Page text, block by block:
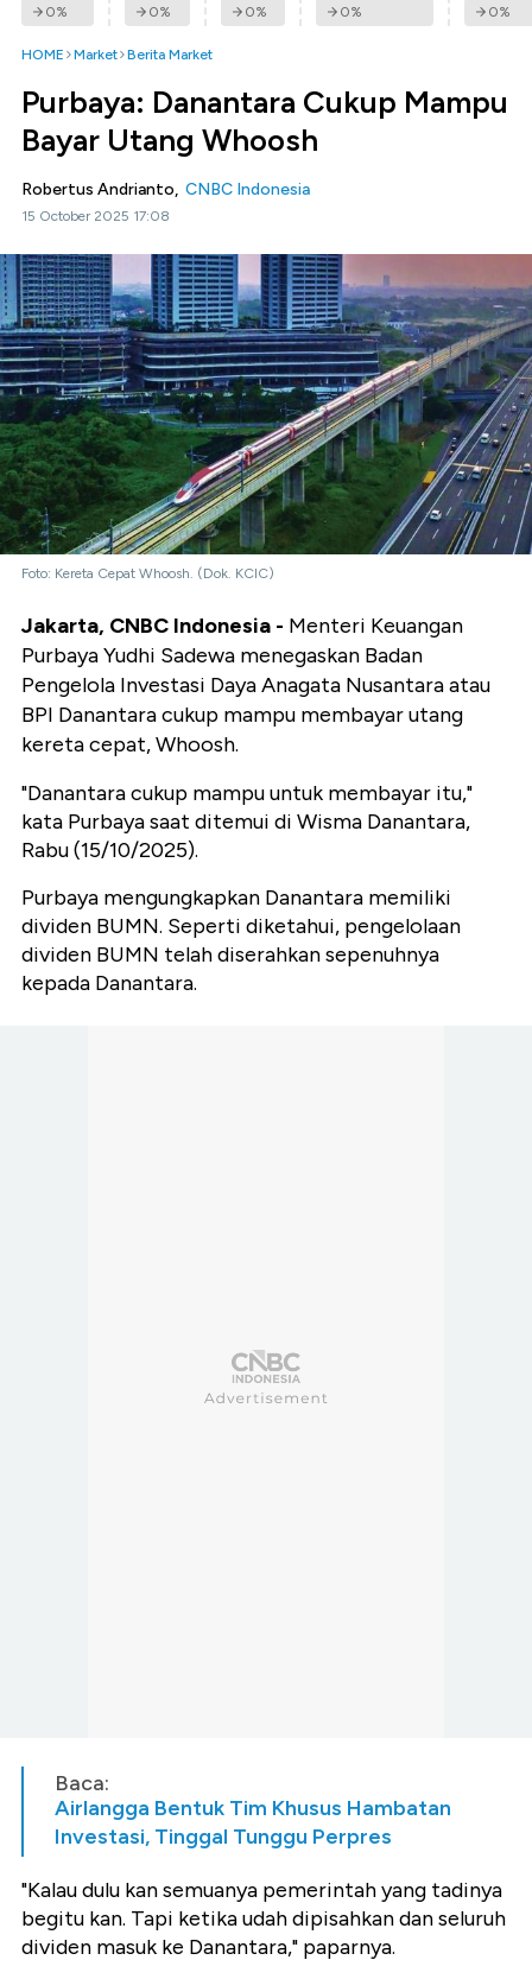
0% 0% 0% 0% 0%
HOME Market Berita Market
Purbaya: Danantara Cukup Mampu
Bayar Utang Whoosh
Robertus Andrianto, CNBC Indonesia
15 October 2025 17:08
Foto: Kereta Cepat Whoosh. (Dok. KCIC)
Jakarta, CNBC Indonesia - Menteri Keuangan
Purbaya Yudhi Sadewa menegaskan Badan
Pengelola Investasi Daya Anagata Nusantara atau
BPI Danantara cukup mampu membayar utang
kereta cepat, Whoosh.
"Danantara cukup mampu untuk membayar itu,"
kata Purbaya saat ditemui di Wisma Danantara,
Rabu (15/10/2025).
Purbaya mengungkapkan Danantara memiliki
dividen BUMN. Seperti diketahui, pengelolaan
dividen BUMN telah diserahkan sepenuhnya
kepada Danantara.
Baca:
Airlangga Bentuk Tim Khusus Hambatan
Investasi, Tinggal Tunggu Perpres
"Kalau dulu kan semuanya pemerintah yang tadinya
begitu kan. Tapi ketika udah dipisahkan dan seluruh
dividen masuk ke Danantara," paparnya.